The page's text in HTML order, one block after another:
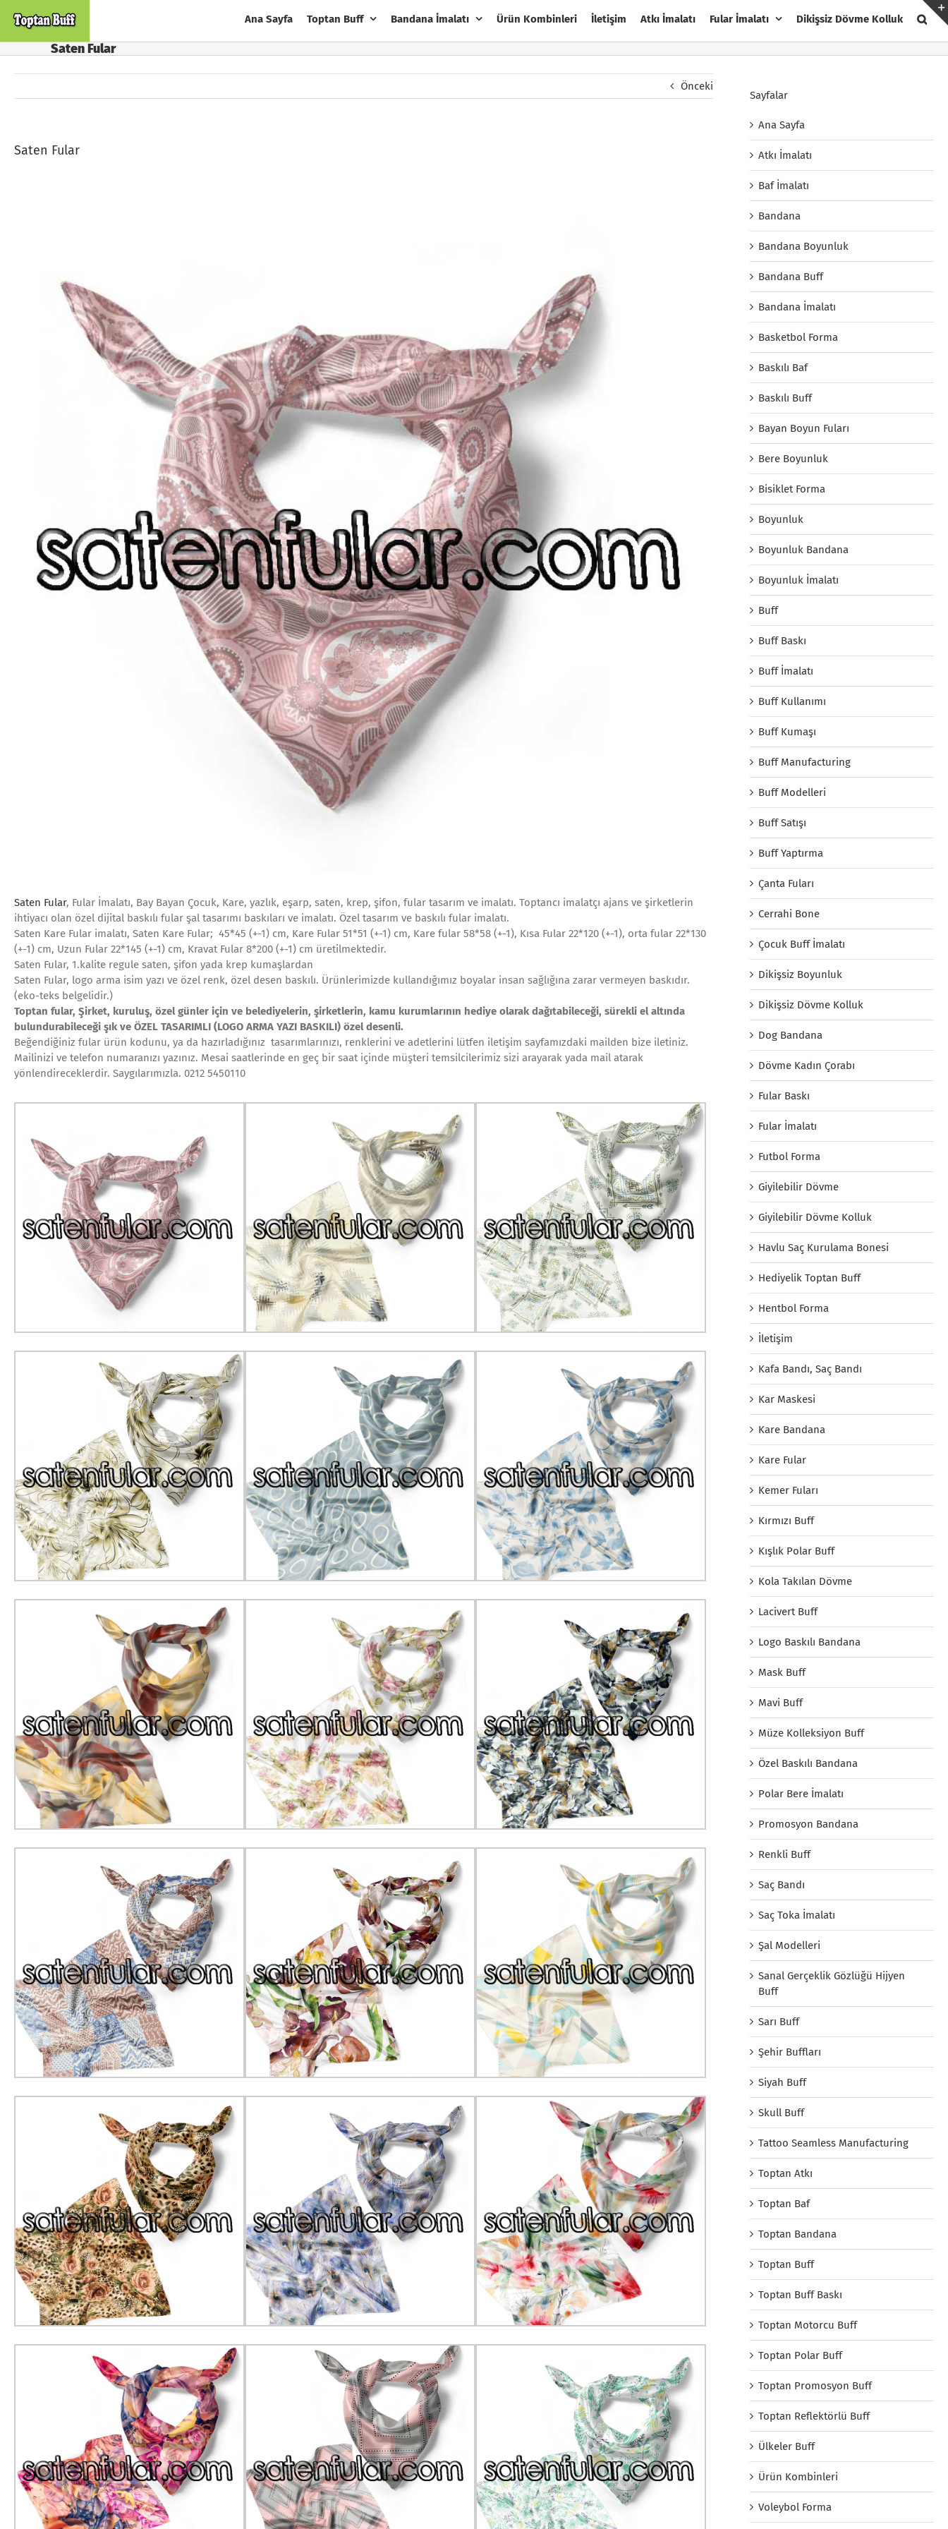
Ana Sayfa Toptan Buff Bandana İmalatı Ürün Kombinleri İletişim Atkı İmalatı Fular İmalatı Dikişsiz Dövme Kolluk
Saten Fular
Önceki
Saten Fular
Saten Fular, Fular İmalatı, Bay Bayan Çocuk, Kare, yazlık, eşarp, saten, krep, şifon, fular tasarım ve imalatı. Toptancı imalatçı ajans ve şirketlerin
ihtiyacı olan özel dijital baskılı fular şal tasarımı baskıları ve imalatı. Özel tasarım ve baskılı fular imalatı.
Saten Kare Fular imalatı, Saten Kare Fular; 45*45 (+-1) cm, Kare Fular 51*51 (+-1) cm, Kare fular 58*58 (+-1), Kısa Fular 22*120 (+-1), orta fular 22*130
(+-1) cm, Uzun Fular 22*145 (+-1) cm, Kravat Fular 8*200 (+-1) cm üretilmektedir.
Saten Fular, 1.kalite regule saten, şifon yada krep kumaşlardan
Saten Fular, logo arma isim yazı ve özel renk, özel desen baskılı. Ürünlerimizde kullandığımız boyalar insan sağlığına zarar vermeyen baskıdır.
(eko-teks belgelidir.)
Toptan fular, Şirket, kuruluş, özel günler için ve belediyelerin, şirketlerin, kamu kurumlarının hediye olarak dağıtabileceği, sürekli el altında
bulundurabileceği şık ve ÖZEL TASARIMLI (LOGO ARMA YAZI BASKILI) özel desenli.
Beğendiğiniz fular ürün kodunu, ya da hazırladığınız tasarımlarınızı, renklerini ve adetlerini lütfen iletişim sayfamızdaki mailden bize iletiniz.
Mailinizi ve telefon numaranızı yazınız. Mesai saatlerinde en geç bir saat içinde müşteri temsilcilerimiz sizi arayarak yada mail atarak
yönlendireceklerdir. Saygılarımızla. 0212 5450110
Sayfalar
Ana Sayfa
Atkı İmalatı
Baf İmalatı
Bandana
Bandana Boyunluk
Bandana Buff
Bandana İmalatı
Basketbol Forma
Baskılı Baf
Baskılı Buff
Bayan Boyun Fuları
Bere Boyunluk
Bisiklet Forma
Boyunluk
Boyunluk Bandana
Boyunluk İmalatı
Buff
Buff Baskı
Buff İmalatı
Buff Kullanımı
Buff Kumaşı
Buff Manufacturing
Buff Modelleri
Buff Satışı
Buff Yaptırma
Çanta Fuları
Cerrahi Bone
Çocuk Buff İmalatı
Dikişsiz Boyunluk
Dikişsiz Dövme Kolluk
Dog Bandana
Dövme Kadın Çorabı
Fular Baskı
Fular İmalatı
Futbol Forma
Giyilebilir Dövme
Giyilebilir Dövme Kolluk
Havlu Saç Kurulama Bonesi
Hediyelik Toptan Buff
Hentbol Forma
İletişim
Kafa Bandı, Saç Bandı
Kar Maskesi
Kare Bandana
Kare Fular
Kemer Fuları
Kırmızı Buff
Kışlık Polar Buff
Kola Takılan Dövme
Lacivert Buff
Logo Baskılı Bandana
Mask Buff
Mavi Buff
Müze Kolleksiyon Buff
Özel Baskılı Bandana
Polar Bere İmalatı
Promosyon Bandana
Renkli Buff
Saç Bandı
Saç Toka İmalatı
Şal Modelleri
Sanal Gerçeklik Gözlüğü Hijyen
Buff
Sarı Buff
Şehir Buffları
Siyah Buff
Skull Buff
Tattoo Seamless Manufacturing
Toptan Atkı
Toptan Baf
Toptan Bandana
Toptan Buff
Toptan Buff Baskı
Toptan Motorcu Buff
Toptan Polar Buff
Toptan Promosyon Buff
Toptan Reflektörlü Buff
Ülkeler Buff
Ürün Kombinleri
Voleybol Forma